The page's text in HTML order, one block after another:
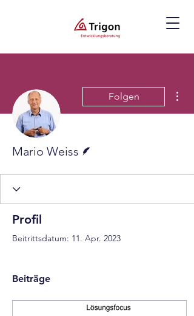
Folgen
Mario Weiss
Profil
Beitrittsdatum: 11. Apr. 2023
Beiträge